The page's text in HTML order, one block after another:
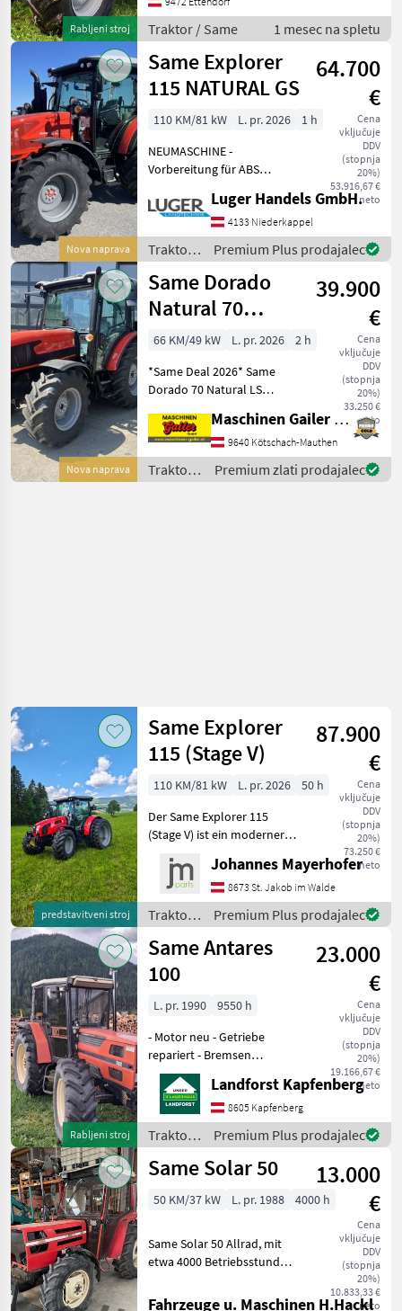
Rabljeni stroj
FZW+FKH, klimatsko
napravo in hidravličnim z
Traktor / Same 1 mesec na spletu
Nova naprava
Same Explorer
115 NATURAL GS
64.700
€
Cena
vključuje
DDV
(stopnja
20%)
53.916,67 €
neto
110 KM/81 kW L. pr. 2026
1 h
NEUMASCHINE -
Vorbereitung für ABS
145 Liter, AdBluetank 10
Liter - Powershuttle (Stop &
Go System) - Lüfterrad mit
VISCO Kupplung
Luger Handels GmbH.
4133 Niederkappel
Traktor /
Same
Premium Plus prodajalec
Nova naprava
Same Dorado
Natural 70
(stopnja V)
39.900
€
Cena
vključuje
DDV
(stopnja
20%)
33.250 €
neto
66 KM/49 kW L. pr. 2026
2 h
*Same Deal 2026* Same
Dorado 70 Natural LS
FARMotion 35 Stage V s
turbopolnilnikom in
hlajenjem polnilnega zraka
- 65 PS - 3 valji - delovn
Maschinen Gailer GmbH
9640 Kötschach-Mauthen
Traktor /
Same
Premium zlati prodajalec
predstavitveni stroj
Same Explorer
115 (Stage V)
87.900
€
Cena
vključuje
DDV
(stopnja
20%)
73.250 €
neto
110 KM/81 kW L. pr. 2026
50 h
Der Same Explorer 115
(Stage V) ist ein moderner
durch seine Leistungsstärke
und Vielseitigkeit
auszeichnet. Mit einer
Motorleistung von 11
Johannes Mayerhofer
8673 St. Jakob im Walde
Traktor /
Same
Premium Plus prodajalec
Rabljeni stroj
Same Antares
100
23.000
€
Cena
vključuje
DDV
(stopnja
20%)
19.166,67 €
neto
L. pr. 1990
9550 h
- Motor neu - Getriebe
repariert - Bremsen
repariert - Hauer Anbauteile
für Fronthubwerk und
Hinterachsabstützung Um
Ihnen unnötige Wartezeiten
oder Wegstrecken zu
Landforst Kapfenberg
8605 Kapfenberg
Traktor /
Same
Premium Plus prodajalec
Same Solar 50
13.000
€
Cena
vključuje
DDV
(stopnja
20%)
10.833,33 €
neto
50 KM/37 kW L. pr. 1988 4000 h
Same Solar 50 Allrad, mit
etwa 4000 Betriebsstunden,
höhenverstellbare
Fahrzeuge u. Maschinen H.Hackl